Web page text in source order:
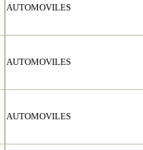
AUTOMOVILES
AUTOMOVILES
AUTOMOVILES